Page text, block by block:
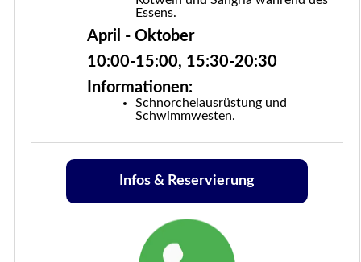
Essens.
April - Oktober
10:00-15:00, 15:30-20:30
Informationen:
Schnorchelausrüstung und
Schwimmwesten.
Infos & Reservierung